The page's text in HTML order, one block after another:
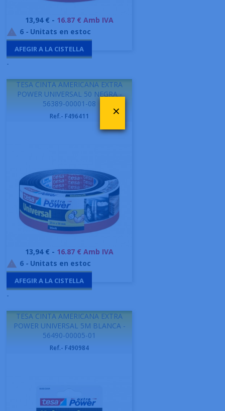
Preu
13,94 € - 16.87 € Amb IVA
 6 - Unitats en estoc
AFEGIR A LA CISTELLA
-
TESA CINTA AMERICANA EXTRA
POWER UNIVERSAL 50 NEGRA -
56389-00001-08
Ref.- F496411
Preu
13,94 € - 16.87 € Amb IVA
 6 - Unitats en estoc
AFEGIR A LA CISTELLA
-
TESA CINTA AMERICANA EXTRA
POWER UNIVERSAL 5M BLANCA -
56490-00005-01
Ref.- F490984
×